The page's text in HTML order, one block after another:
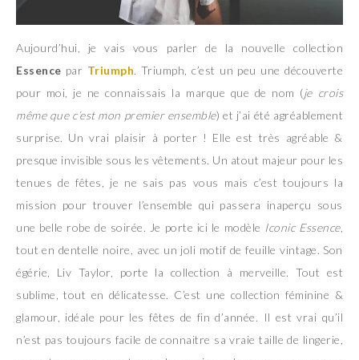
Aujourd’hui, je vais vous parler de la nouvelle collection
Essence par Triumph. Triumph, c’est un peu une découverte
pour moi, je ne connaissais la marque que de nom (je crois
même que c’est mon premier ensemble) et j’ai été agréablement
surprise. Un vrai plaisir à porter ! Elle est très agréable &
presque invisible sous les vêtements. Un atout majeur pour les
tenues de fêtes, je ne sais pas vous mais c’est toujours la
mission pour trouver l’ensemble qui passera inaperçu sous
une belle robe de soirée. Je porte ici le modèle Iconic Essence,
tout en dentelle noire, avec un joli motif de feuille vintage. Son
égérie, Liv Taylor, porte la collection à merveille. Tout est
sublime, tout en délicatesse. C’est une collection féminine &
glamour, idéale pour les fêtes de fin d’année. Il est vrai qu’il
n’est pas toujours facile de connaitre sa vraie taille de lingerie,